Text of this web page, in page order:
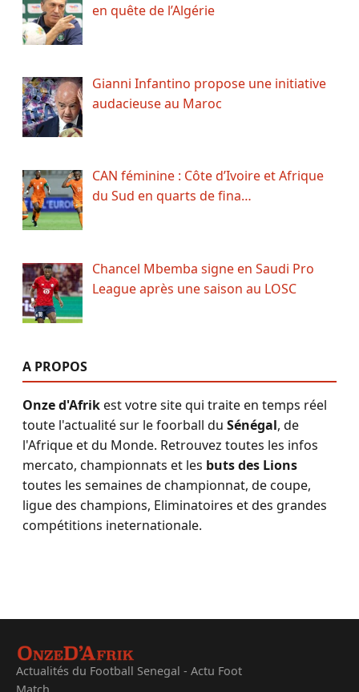
en quête de l’Algérie
Gianni Infantino propose une initiative
audacieuse au Maroc
CAN féminine : Côte d’Ivoire et Afrique
du Sud en quarts de fina…
Chancel Mbemba signe en Saudi Pro
League après une saison au LOSC
A PROPOS
Onze d'Afrikest votre site qui traite en temps réel
toute l'actualité sur le foorball du Sénégal, de
l'Afrique et du Monde. Retrouvez toutes les infos
mercato, championnats et les buts des Lions
toutes les semaines de championnat, de coupe,
ligue des champions, Eliminatoires et des grandes
compétitions ineternationale.
Actualités du Football Senegal - Actu Foot